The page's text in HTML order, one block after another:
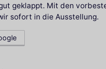
geklappt. Mit den
sofort in die Ausstellung.